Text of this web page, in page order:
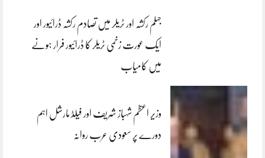
جہلم رکشہ اور ٹریلر میں تصادم رکشہ ڈرائیور اور
ایک عورت زخمی ٹریلر کا ڈرائیور فرار ہونے
میں کامیاب
وزیر اعظم شہباز شریف اور فیلڈ مارشل اہم
دورے پر سعودی عرب روانہ